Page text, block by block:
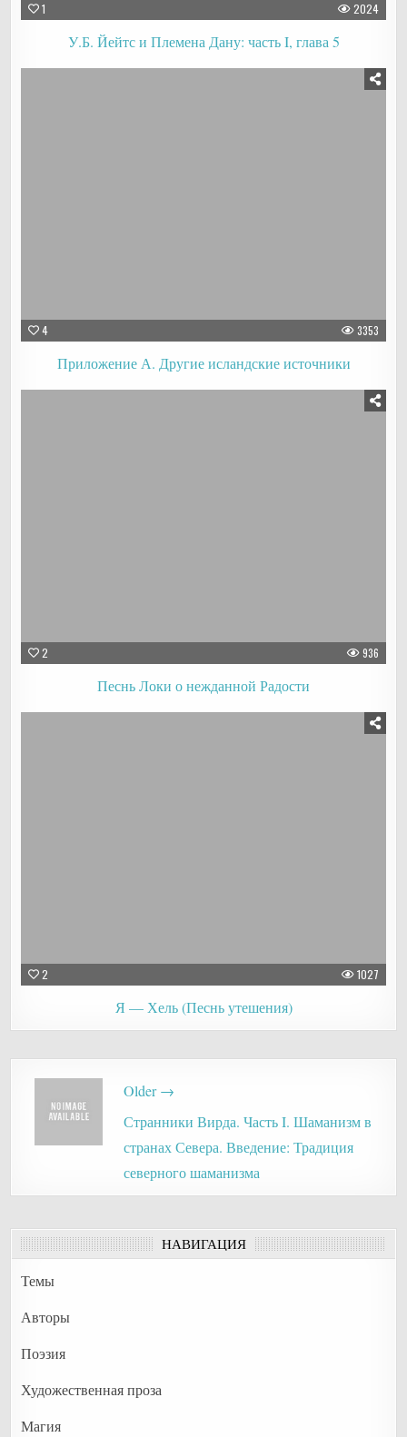
1 2024
У.Б. Йейтс и Племена Дану: часть I, глава 5
4 3353
Приложение А. Другие исландские источники
2 936
Песнь Локи о нежданной Радости
2 1027
Я — Хель (Песнь утешения)
Post
navigationOlder →
Странники Вирда. Часть I. Шаманизм в
странах Севера. Введение: Традиция
северного шаманизма
НАВИГАЦИЯ
Темы
Авторы
Поэзия
Художественная проза
Магия